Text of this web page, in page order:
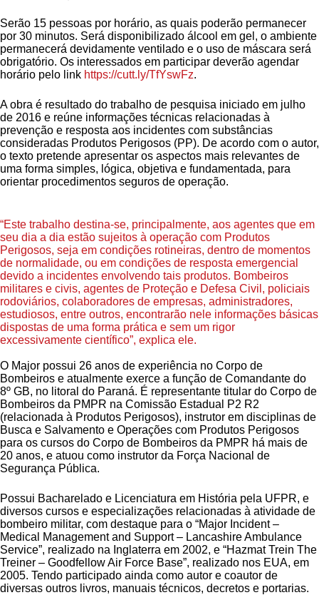
Serão 15 pessoas por horário, as quais poderão permanecer
por 30 minutos. Será disponibilizado álcool em gel, o ambiente
permanecerá devidamente ventilado e o uso de máscara será
obrigatório. Os interessados em participar deverão agendar
horário pelo link https://cutt.ly/TfYswFz.
A obra é resultado do trabalho de pesquisa iniciado em julho
de 2016 e reúne informações técnicas relacionadas à
prevenção e resposta aos incidentes com substâncias
consideradas Produtos Perigosos (PP). De acordo com o autor,
o texto pretende apresentar os aspectos mais relevantes de
uma forma simples, lógica, objetiva e fundamentada, para
orientar procedimentos seguros de operação.
“Este trabalho destina-se, principalmente, aos agentes que em
seu dia a dia estão sujeitos à operação com Produtos
Perigosos, seja em condições rotineiras, dentro de momentos
de normalidade, ou em condições de resposta emergencial
devido a incidentes envolvendo tais produtos. Bombeiros
militares e civis, agentes de Proteção e Defesa Civil, policiais
rodoviários, colaboradores de empresas, administradores,
estudiosos, entre outros, encontrarão nele informações básicas
dispostas de uma forma prática e sem um rigor
excessivamente científico”, explica ele.
O Major possui 26 anos de experiência no Corpo de
Bombeiros e atualmente exerce a função de Comandante do
8º GB, no litoral do Paraná. É representante titular do Corpo de
Bombeiros da PMPR na Comissão Estadual P2 R2
(relacionada à Produtos Perigosos), instrutor em disciplinas de
Busca e Salvamento e Operações com Produtos Perigosos
para os cursos do Corpo de Bombeiros da PMPR há mais de
20 anos, e atuou como instrutor da Força Nacional de
Segurança Pública.
Possui Bacharelado e Licenciatura em História pela UFPR, e
diversos cursos e especializações relacionadas à atividade de
bombeiro militar, com destaque para o “Major Incident –
Medical Management and Support – Lancashire Ambulance
Service”, realizado na Inglaterra em 2002, e “Hazmat Trein The
Treiner – Goodfellow Air Force Base”, realizado nos EUA, em
2005. Tendo participado ainda como autor e coautor de
diversas outros livros, manuais técnicos, decretos e portarias.